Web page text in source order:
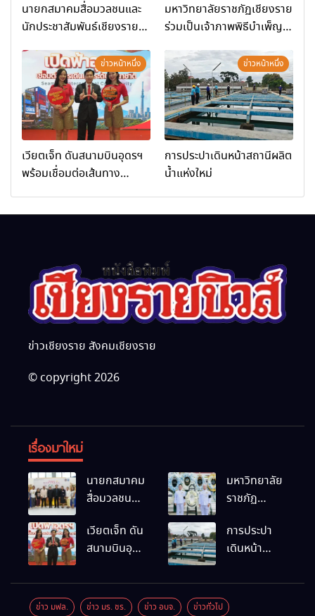
นายกสมาคมสื่อมวลชนและ
นักประชาสัมพันธ์เชียงราย
การท่องเที่ยวและกีฬาจังหวัด
เชียงราย จัดกิจกรรมอบรม
“การพัฒนาศักยภาพผู้
ประกอบการและเครือข่าย
ธุรกิจ Wellness สู่การ
เติบโตอย่างยั่งยืน (Chiang
Rai Wellness Business
มหาวิทยาลัยราชภัฏเชียงราย
ร่วมเป็นเจ้าภาพพิธีบำเพ็ญ
มหากรุณาธิคุณ
ข่าวหน้าหนึ่ง
เวียตเจ็ท ดันสนามบินอุดรฯ
พร้อมเชื่อมต่อเส้นทาง
ข่าวหน้าหนึ่ง
การประปาเดินหน้าสถานีผลิต
น้ำแห่งใหม่
ข่าวเชียงราย สังคมเชียงราย
© copyright 2026
เรื่องมาใหม่
นายกสมาคม
สื่อมวลชน
ประชาสัมพันธ์
เชียงราย
กิจกรรมที่
สำนักงาน
มหาวิทยาลัย
ราชภัฏ
ร่วมเป็นเจ้า
ภาพพิธี
พร้อมน้อม
สำนึกในพระ
เวียตเจ็ท ดัน
สนามบินอุ
เชื่อมต่อเส้น
ทางนานาชาติ
การประปา
เดินหน้า
แห่งใหม่
ข่าว มฟล. ข่าว มร. ชร. ข่าว อบจ. ข่าวทั่วไป